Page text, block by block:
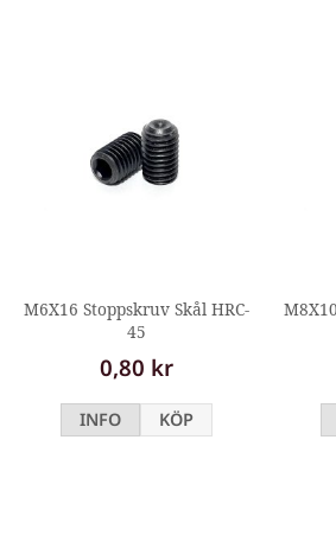
M6X16 Stoppskruv Skål HRC-
45
0,80 kr
INFO KÖP